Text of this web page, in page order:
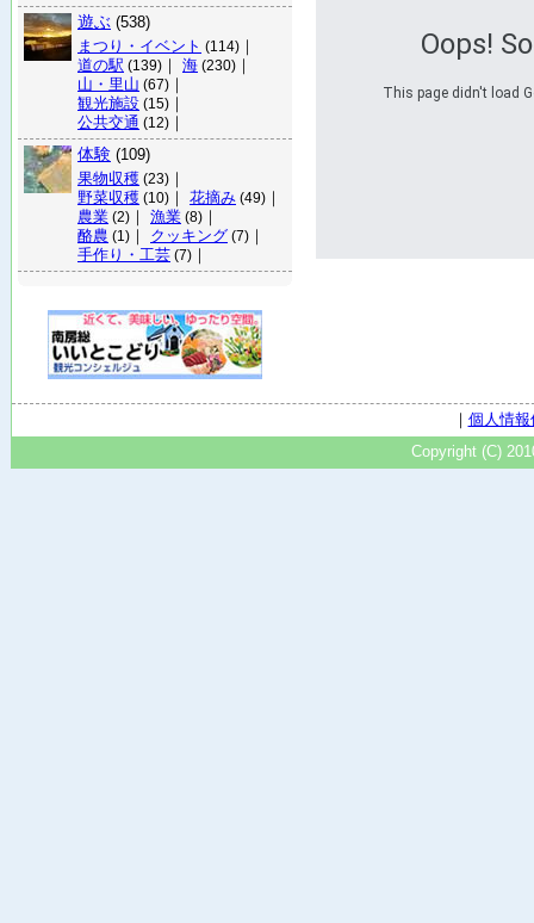
遊ぶ (538)
まつり・イベント (114) ｜
道の駅 (139) ｜ 海 (230) ｜
山・里山 (67) ｜
観光施設 (15) ｜
公共交通 (12) ｜
体験 (109)
果物収穫 (23) ｜
野菜収穫 (10) ｜ 花摘み (49) ｜
農業 (2) ｜ 漁業 (8) ｜
酪農 (1) ｜ クッキング (7) ｜
手作り・工芸 (7) ｜
Oops!
This page didn't load
｜ 個人情
Copyright (C)